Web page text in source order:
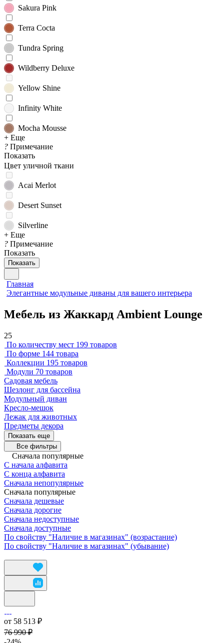
Sakura Pink
Terra Cocta
Tundra Spring
Wildberry Deluxe
Yellow Shine
Infinity White
Mocha Mousse
+ Еще
? Примечание
Показать
Цвет уличной ткани
Acai Merlot
Desert Sunset
Silverline
+ Еще
? Примечание
Показать
Показать
Главная
Элегантные модульные диваны для вашего интерьера
Мебель из Жаккард Ambient Lounge
25
По количеству мест 199 товаров
По форме 144 товара
Коллекции 195 товаров
Модули 70 товаров
Садовая мебель
Шезлонг для бассейна
Модульный диван
Кресло-мешок
Лежак для животных
Предметы декора
Показать еще
Все фильтры
Сначала популярные
С начала алфавита
С конца алфавита
Сначала непопулярные
Сначала популярные
Сначала дешевые
Сначала дорогие
Сначала недоступные
Сначала доступные
По свойству "Наличие в магазинах" (возрастание)
По свойству "Наличие в магазинах" (убывание)
от 58 513 ₽
76 990 ₽